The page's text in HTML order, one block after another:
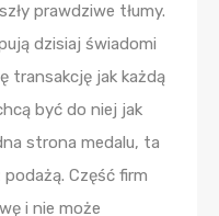
prawdziwe tłumy.
dzisiaj świadomi
transakcję jak każdą
być do niej jak
strona medalu, ta
Część firm
i nie może